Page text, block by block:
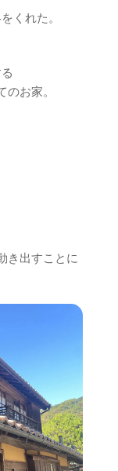
くれた。
お家。
き出すことに